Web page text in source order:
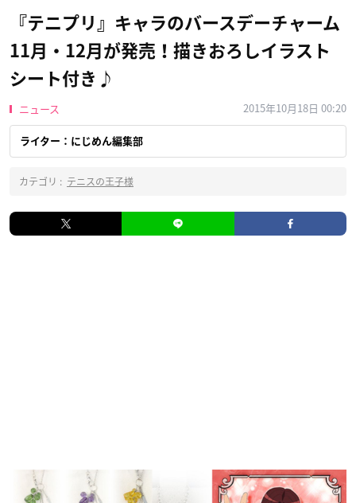
『テニプリ』キャラのバースデーチャーム
11月・12月が発売！描きおろしイラスト
シート付き♪
ニュース 2015年10月18日 00:20
ライター：にじめん編集部
カテゴリ : テニスの王子様